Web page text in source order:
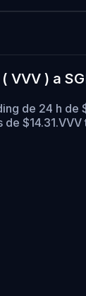
VVV ) a
de 24 h de
$14.31.VVV